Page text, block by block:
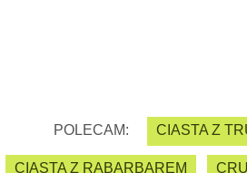
POLECAM: CIASTA Z
CIASTA Z RABARBAREM